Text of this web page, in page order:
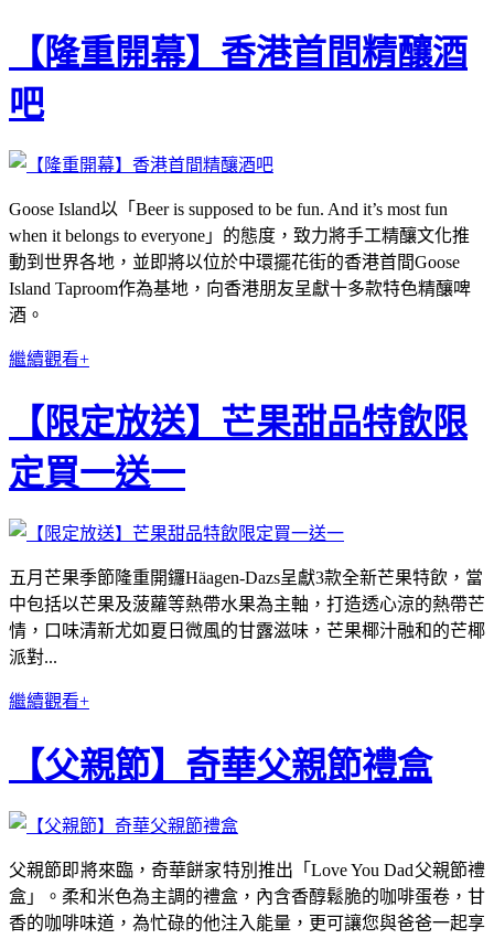
【隆重開幕】香港首間精釀酒
吧
Goose Island以「Beer is supposed to be fun. And it’s most fun
when it belongs to everyone」的態度，致力將手工精釀文化推
動到世界各地，並即將以位於中環擺花街的香港首間Goose
Island Taproom作為基地，向香港朋友呈獻十多款特色精釀啤
酒。
繼續觀看+
【限定放送】芒果甜品特飲限
定買一送一
五月芒果季節隆重開鑼Häagen-Dazs呈獻3款全新芒果特飲，當
中包括以芒果及菠蘿等熱帶水果為主軸，打造透心涼的熱帶芒
情，口味清新尤如夏日微風的甘露滋味，芒果椰汁融和的芒椰
派對...
繼續觀看+
【父親節】奇華父親節禮盒
父親節即將來臨，奇華餅家特別推出「Love You Dad父親節禮
盒」。柔和米色為主調的禮盒，內含香醇鬆脆的咖啡蛋卷，甘
香的咖啡味道，為忙碌的他注入能量，更可讓您與爸爸一起享